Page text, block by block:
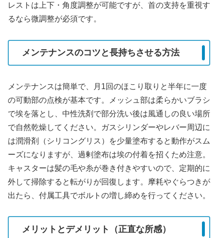
レストは上下・角度調整が可能ですが、首の支持を重視す
るなら微調整が必須です。
メンテナンスのコツと長持ちさせる方法
メンテナンスは簡単で、月1回のほこり取りと半年に一度
の可動部の点検が基本です。メッシュ部は柔らかいブラシ
で埃を落とし、中性洗剤で部分洗い後は風通しの良い場所
で自然乾燥してください。ガスシリンダーやレバー周辺に
は潤滑剤（シリコングリス）を少量塗布すると動作がスム
ーズになりますが、過剰塗布は埃の付着を招くため注意。
キャスターは髪の毛や糸が巻き付きやすいので、定期的に
外して掃除すると転がりが回復します。摩耗やぐらつきが
出たら、付属工具でボルトの増し締めを行ってください。
メリットとデメリット（正直な所感）